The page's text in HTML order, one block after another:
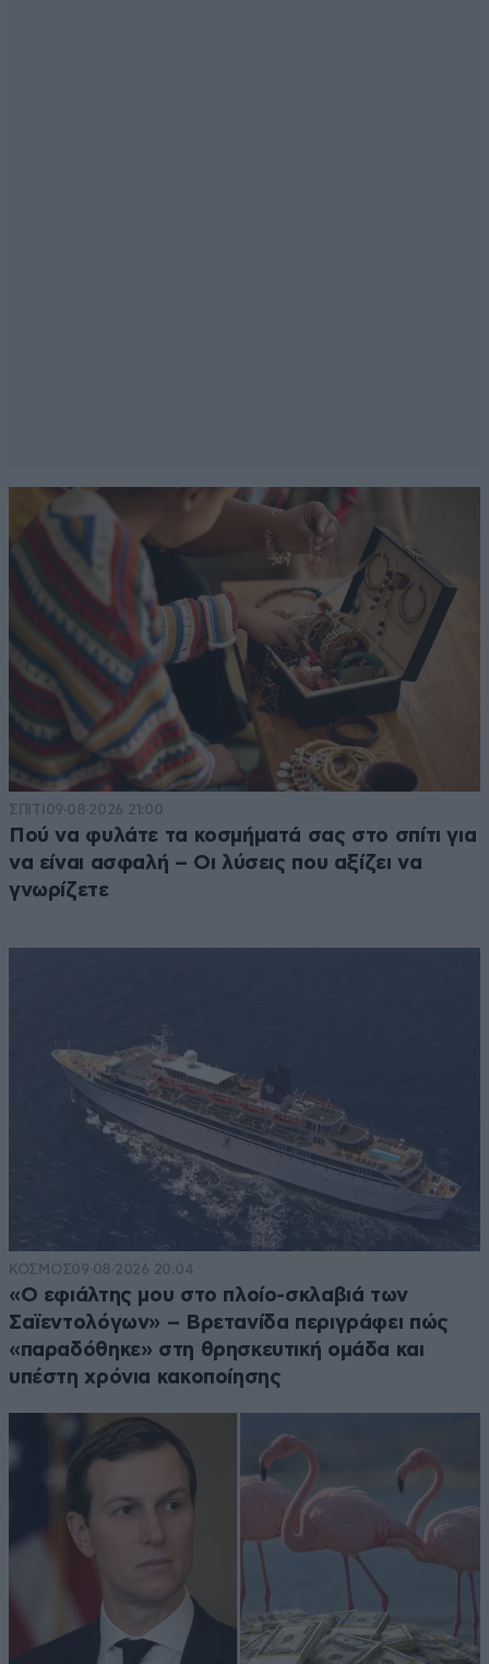
ΣΠΙΤΙ 09·08·2026 21:00
Πού να φυλάτε τα κοσμήματά σας στο σπίτι για
να είναι ασφαλή – Οι λύσεις που αξίζει να
γνωρίζετε
ΚΟΣΜΟΣ09·08·2026 20:04
«Ο εφιάλτης μου στο πλοίο-σκλαβιά των
Σαϊεντολόγων» – Βρετανίδα περιγράφει πώς
«παραδόθηκε» στη θρησκευτική ομάδα και
υπέστη χρόνια κακοποίησης